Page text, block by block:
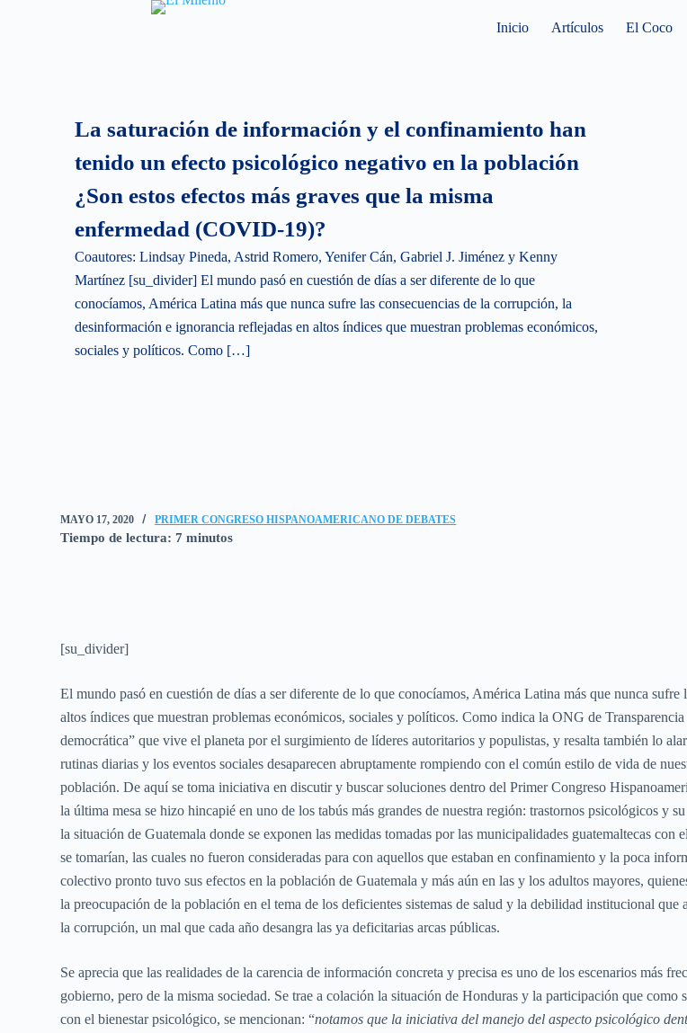
Inicio Artículos El Coco
La saturación de información y el confinamiento han
tenido un efecto psicológico negativo en la población
¿Son estos efectos más graves que la misma
enfermedad (COVID-19)?
Coautores: Lindsay Pineda, Astrid Romero, Yenifer Cán, Gabriel J. Jiménez y Kenny
Martínez [su_divider] El mundo pasó en cuestión de días a ser diferente de lo que
conocíamos, América Latina más que nunca sufre las consecuencias de la corrupción, la
desinformación e ignorancia reflejadas en altos índices que muestran problemas económicos,
sociales y políticos. Como […]
MAYO 17, 2020 PRIMER CONGRESO HISPANOAMERICANO DE DEBATES
Tiempo de lectura: 7 minutos
[su_divider]
El mundo pasó en cuestión de días a ser diferente de lo que conocíamos, América Latina más que nunca
altos índices que muestran problemas económicos, sociales y políticos. Como indica la ONG de
democrática” que vive el planeta por el surgimiento de líderes autoritarios y populistas, y resalta también lo
rutinas diarias y los eventos sociales desaparecen abruptamente rompiendo con el común estilo de vida de
población. De aquí se toma iniciativa en discutir y buscar soluciones dentro del Primer Congreso
la última mesa se hizo hincapié en uno de los tabús más grandes de nuestra región: trastornos psicológicos y
la situación de Guatemala donde se exponen las medidas tomadas por las municipalidades guatemaltecas
se tomarían, las cuales no fueron consideradas para con aquellos que estaban en confinamiento y la poca
colectivo pronto tuvo sus efectos en la población de Guatemala y más aún en las y los adultos mayores,
la preocupación de la población en el tema de los deficientes sistemas de salud y la debilidad institucional
la corrupción, un mal que cada año desangra las ya deficitarias arcas públicas.
Se aprecia que las realidades de la carencia de información concreta y precisa es uno de los escenarios más
gobierno, pero de la misma sociedad. Se trae a colación la situación de Honduras y la participación que
con el bienestar psicológico, se mencionan: “notamos que la iniciativa del manejo del aspecto psicológico